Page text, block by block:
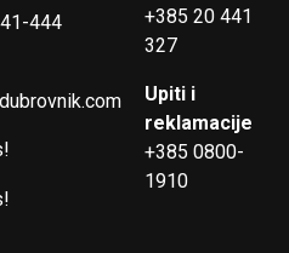
444
+385 20 441
327
Upiti i
reklamacije
+385 0800-
1910